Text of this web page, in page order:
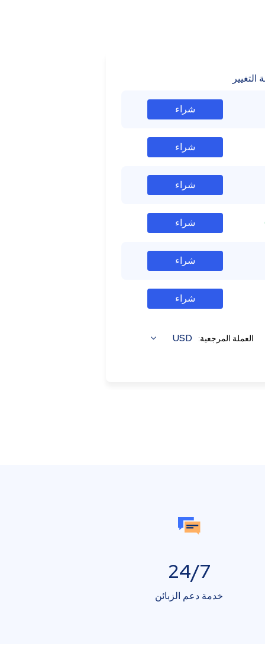
التغيير
شراء
شراء
شراء
شراء
شراء
شراء
العملة المرجعية: USD
24/7
خدمة دعم الزبائن